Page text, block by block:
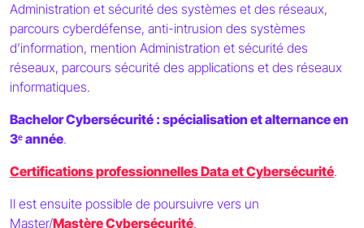
Administration et sécurité des systèmes et des réseaux,
parcours cyberdéfense, anti-intrusion des systèmes
d’information, mention Administration et sécurité des
réseaux, parcours sécurité des applications et des réseaux
informatiques.
Bachelor Cybersécurité : spécialisation et alternance en
3ᵉ année.
Certifications professionnelles Data et Cybersécurité.
Il est ensuite possible de poursuivre vers un
Master/Mastère Cybersécurité.